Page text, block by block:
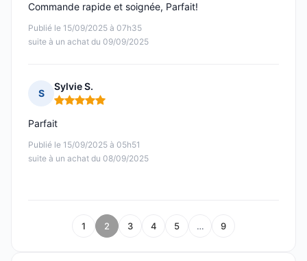
Publié le 15/09/2025 à 07h35
suite à un achat du 09/09/2025
Commande rapide et soignée, Parfait!
S
Sylvie S.
Note : 5 sur 5
Publié le 15/09/2025 à 05h51
suite à un achat du 08/09/2025
Parfait
1 2 3 4 5 … 9